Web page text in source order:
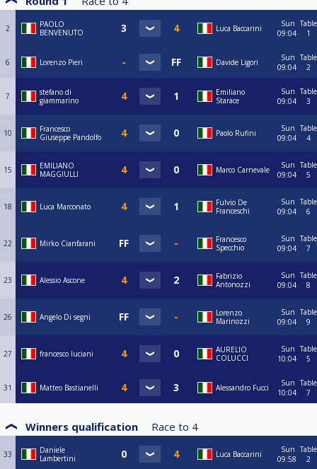
2
PAOLO
BENVENUTO
Luca Baccarini
Sun
09:04
Table
1
6 Lorenzo Pieri Davide Ligori
Sun
09:04
Table
2
7
stefano di
giammarino
Emiliano
Starace
Sun
09:04
Table
3
10
Francesco
Giuseppe Pandolfo
Paolo Rufini
Sun
09:04
Table
4
15
EMILIANO
MAGGIULLI
Marco Carnevale
Sun
09:04
Table
5
18 Luca Marconato
Fulvio De
Franceschi
Sun
09:04
Table
6
22 Mirko Cianfarani
Francesco
Specchio
Sun
09:04
Table
7
23 Alessio Ascone
Fabrizio
Antonozzi
Sun
09:04
Table
8
26 Angelo Di segni
Lorenzo
Marinozzi
Sun
09:04
Table
9
27 francesco luciani
AURELIO
COLUCCI
Sun
10:04
Table
5
31 Matteo Bastianelli Alessandro Fucci
Sun
10:04
Table
7
Winners qualification Race to 4
33
Daniele
Lambertini
Luca Baccarini
Sun
09:58
Table
2